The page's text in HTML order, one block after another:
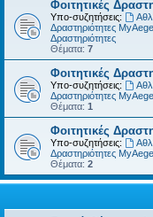
Φοιτητικές
Υπο-συζητήσεις:
Δραστηριότητες
Δραστηριότητες
Θέματα: 7
Φοιτητικές
Υπο-συζητήσεις:
Δραστηριότητες
Θέματα: 1
Φοιτητικές
Υπο-συζητήσεις:
Δραστηριότητες
Θέματα: 2